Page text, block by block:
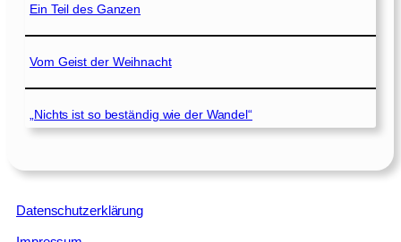
Ein Teil des Ganzen
Vom Geist der Weihnacht
„Nichts ist so beständig wie der Wandel“
Datenschutzerklärung